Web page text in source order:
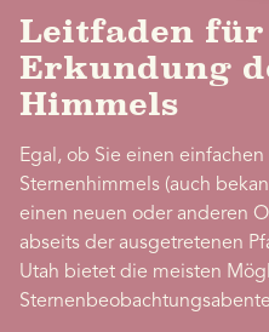
Leitfaden
Erkundung
Himmels
Egal, ob Sie einen
Sternenhimmels (auch
einen neuen oder anderen
abseits der ausgetretenen
Utah bietet die meisten